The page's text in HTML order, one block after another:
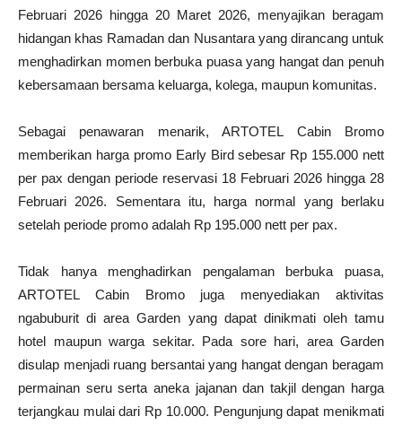
Februari 2026 hingga 20 Maret 2026, menyajikan beragam
hidangan khas Ramadan dan Nusantara yang dirancang untuk
menghadirkan momen berbuka puasa yang hangat dan penuh
kebersamaan bersama keluarga, kolega, maupun komunitas.
Sebagai penawaran menarik, ARTOTEL Cabin Bromo
memberikan harga promo Early Bird sebesar Rp 155.000 nett
per pax dengan periode reservasi 18 Februari 2026 hingga 28
Februari 2026. Sementara itu, harga normal yang berlaku
setelah periode promo adalah Rp 195.000 nett per pax.
Tidak hanya menghadirkan pengalaman berbuka puasa,
ARTOTEL Cabin Bromo juga menyediakan aktivitas
ngabuburit di area Garden yang dapat dinikmati oleh tamu
hotel maupun warga sekitar. Pada sore hari, area Garden
disulap menjadi ruang bersantai yang hangat dengan beragam
permainan seru serta aneka jajanan dan takjil dengan harga
terjangkau mulai dari Rp 10.000. Pengunjung dapat menikmati